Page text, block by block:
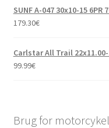
SUNF A-047 30x10-15 6PR
179.30€
Carlstar All Trail 22x11.00-
99.99€
Brug for